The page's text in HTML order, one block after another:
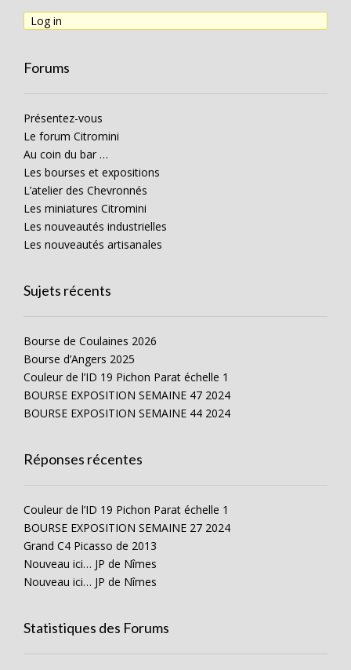
Log in
Forums
Présentez-vous
Le forum Citromini
Au coin du bar …
Les bourses et expositions
L’atelier des Chevronnés
Les miniatures Citromini
Les nouveautés industrielles
Les nouveautés artisanales
Sujets récents
Bourse de Coulaines 2026
Bourse d’Angers 2025
Couleur de l’ID 19 Pichon Parat échelle 1
BOURSE EXPOSITION SEMAINE 47 2024
BOURSE EXPOSITION SEMAINE 44 2024
Réponses récentes
Couleur de l’ID 19 Pichon Parat échelle 1
BOURSE EXPOSITION SEMAINE 27 2024
Grand C4 Picasso de 2013
Nouveau ici… JP de Nîmes
Nouveau ici… JP de Nîmes
Statistiques des Forums